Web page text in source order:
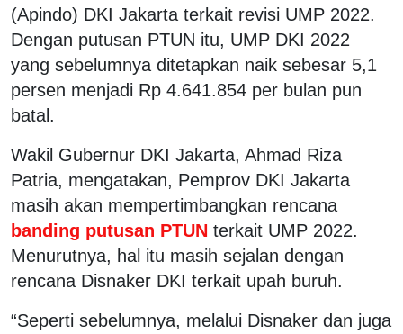
(Apindo) DKI Jakarta terkait revisi UMP 2022.
Dengan putusan PTUN itu, UMP DKI 2022
yang sebelumnya ditetapkan naik sebesar 5,1
persen menjadi Rp 4.641.854 per bulan pun
batal.
Wakil Gubernur DKI Jakarta, Ahmad Riza
Patria, mengatakan, Pemprov DKI Jakarta
masih akan mempertimbangkan rencana
banding putusan PTUN terkait UMP 2022.
Menurutnya, hal itu masih sejalan dengan
rencana Disnaker DKI terkait upah buruh.
“Seperti sebelumnya, melalui Disnaker dan juga